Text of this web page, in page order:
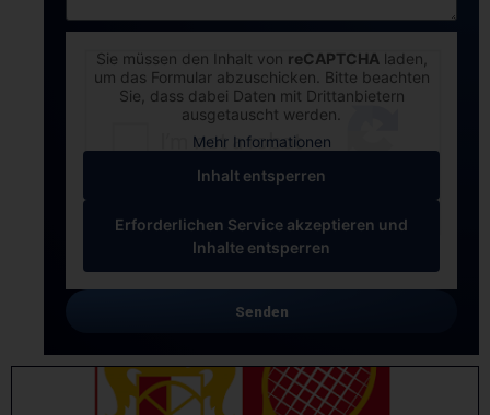
Sie müssen den Inhalt von reCAPTCHA laden,
um das Formular abzuschicken. Bitte beachten
Sie, dass dabei Daten mit Drittanbietern
ausgetauscht werden.
Mehr Informationen
Inhalt entsperren
Erforderlichen Service akzeptieren und
Inhalte entsperren
Senden